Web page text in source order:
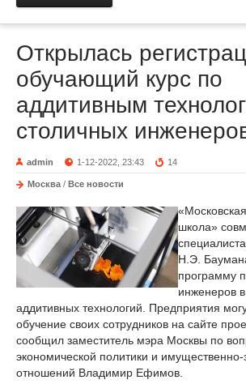
Открылась
обучающий курс по
аддитивным
столичных
admin 1-12-2022, 23:43 14
Москва / Все новости
школа»
Н.Э.
программу
инженеров
аддитивных технологий. Предприятия
обучение своих сотрудников на сайте
сообщил заместитель мэра Москвы по
экономической политики и
отношений Владимир Ефимов.